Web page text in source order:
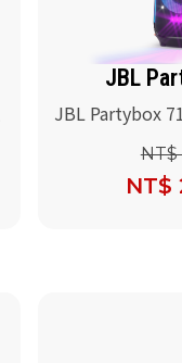
JBL
JBL Partybox
音響(送JBL 無
NT$
NT$